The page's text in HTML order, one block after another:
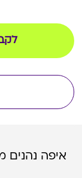
איפה נהנים